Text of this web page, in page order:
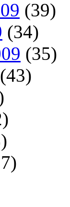
(39)
(34)
(35)
(43)